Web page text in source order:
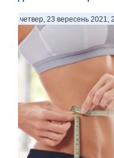
четвер, 23 вересень 2021,